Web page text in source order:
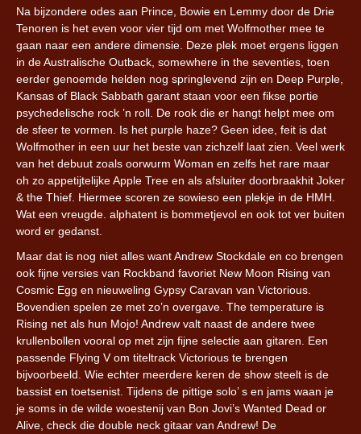
Na bijzondere odes aan Prince, Bowie en Lemmy door de Drie
Tenoren is het even voor vier tijd om met Wolfmother mee te
gaan naar een andere dimensie. Deze plek moet ergens liggen
in de Australische Outback, somewhere in the seventies, toen
eerder genoemde helden nog springlevend zijn en Deep Purple,
Kansas of Black Sabbath garant staan voor een fikse portie
psychedelische rock ’n roll. De rook die er hangt helpt mee om
de sfeer te vormen. Is het purple haze? Geen idee, feit is dat
Wolfmother in een uur het beste van zichzelf laat zien. Veel werk
van het debuut zoals oorwurm Woman en zelfs het rare maar
oh zo appetijtelijke Apple Tree en als afsluiter doorbraakhit Joker
& the Thief. Hiermee scoren ze sowieso een plekje in de HMH.
Wat een vreugde. alphatent is bommetjevol en ook tot ver buiten
word er gedanst.
Maar dat is nog niet alles want Andrew Stockdale en co brengen
ook fijne versies van Rockband favoriet New Moon Rising van
Cosmic Egg en nieuweling Gypsy Caravan van Victorious.
Bovendien spelen ze met zo’n overgave. The temperature is
Rising net als hun Mojo! Andrew valt naast de andere twee
krullenbollen vooral op met zijn fijne selectie aan gitaren. Een
passende Flying V om titeltrack Victorious te brengen
bijvoorbeeld. Wie echter meerdere keren de show steelt is de
bassist en toetsenist. Tijdens de pittige solo’ s en jams waan je
je soms in de wilde woestenij van Bon Jovi’s Wanted Dead or
Alive, check die double neck gitaar van Andrew! De